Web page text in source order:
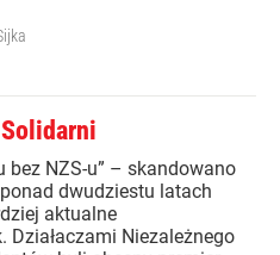
bez NZS-u” – skandowano
dwudziestu latach
aktualne
Działaczami Niezależnego